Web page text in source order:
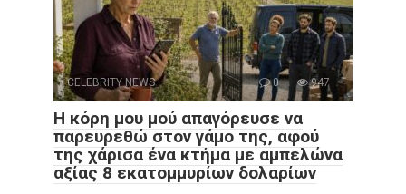
CELEBRITY NEWS 0 947
Η κόρη μου μού απαγόρευσε να
παρευρεθώ στον γάμο της, αφού
της χάρισα ένα κτήμα με αμπελώνα
αξίας 8 εκατομμυρίων δολαρίων